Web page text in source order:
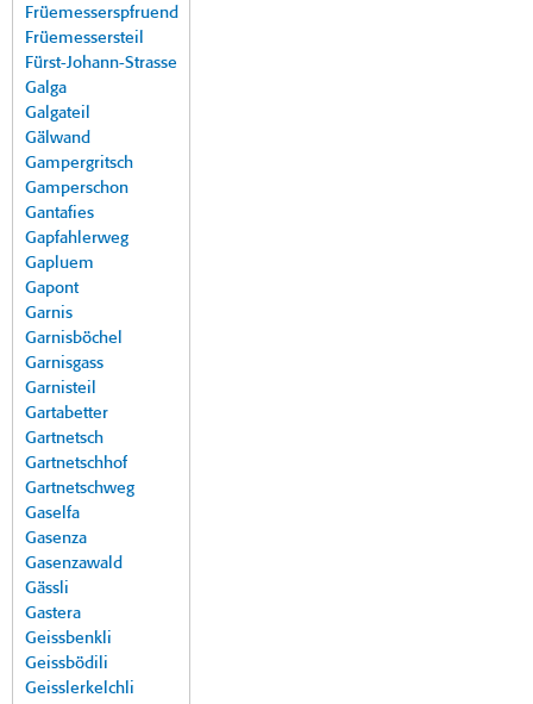
Früemesserspfruend
Früemessersteil
Fürst-Johann-Strasse
Galga
Galgateil
Gälwand
Gampergritsch
Gamperschon
Gantafies
Gapfahlerweg
Gapluem
Gapont
Garnis
Garnisböchel
Garnisgass
Garnisteil
Gartabetter
Gartnetsch
Gartnetschhof
Gartnetschweg
Gaselfa
Gasenza
Gasenzawald
Gässli
Gastera
Geissbenkli
Geissbödili
Geisslerkelchli